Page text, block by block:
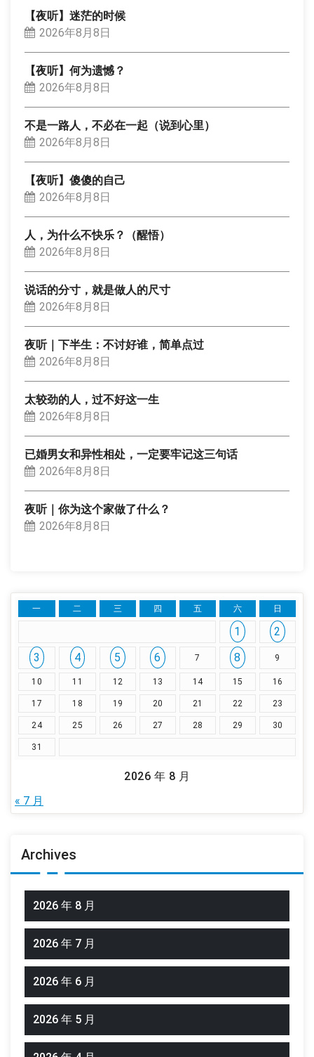
【夜听】迷茫的时候
2026年8月8日
【夜听】何为遗憾？
2026年8月8日
不是一路人，不必在一起（说到心里）
2026年8月8日
【夜听】傻傻的自己
2026年8月8日
人，为什么不快乐？（醒悟）
2026年8月8日
说话的分寸，就是做人的尺寸
2026年8月8日
夜听｜下半生：不讨好谁，简单点过
2026年8月8日
太较劲的人，过不好这一生
2026年8月8日
已婚男女和异性相处，一定要牢记这三句话
2026年8月8日
夜听｜你为这个家做了什么？
2026年8月8日
2026 年 8 月
一 二 三 四 五 六 日
1
2
3
4 5 6 7 8 9
10 11 12 13 14 15 16
17 18 19 20 21 22 23
24 25 26 27 28 29 30
31
« 7 月
Archives
2026 年 8 月
2026 年 7 月
2026 年 6 月
2026 年 5 月